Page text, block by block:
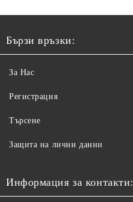
Бързи връзки:
За Нас
Регистрация
Търсене
Защита на лични данни
Информация за контакти: